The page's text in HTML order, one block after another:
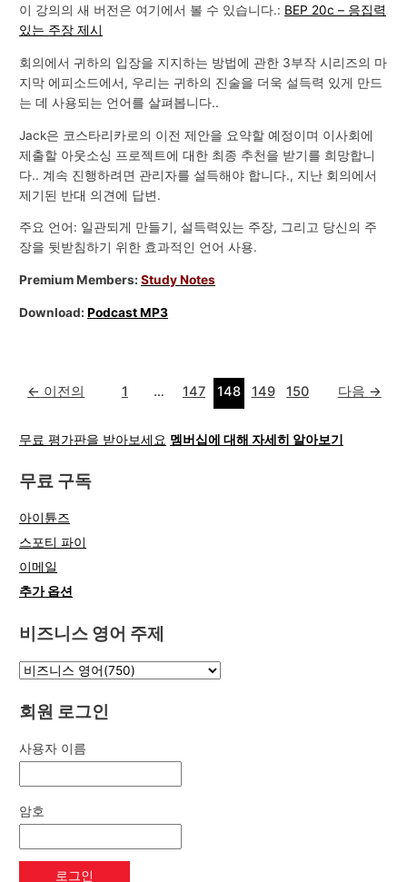
이 강의의 새 버전은 여기에서 볼 수 있습니다.: BEP 20c – 응집력
있는 주장 제시
회의에서 귀하의 입장을 지지하는 방법에 관한 3부작 시리즈의 마
지막 에피소드에서, 우리는 귀하의 진술을 더욱 설득력 있게 만드
는 데 사용되는 언어를 살펴봅니다..
Jack은 코스타리카로의 이전 제안을 요약할 예정이며 이사회에
제출할 아웃소싱 프로젝트에 대한 최종 추천을 받기를 희망합니
다.. 계속 진행하려면 관리자를 설득해야 합니다., 지난 회의에서
제기된 반대 의견에 답변.
주요 언어: 일관되게 만들기, 설득력있는 주장, 그리고 당신의 주
장을 뒷받침하기 위한 효과적인 언어 사용.
Premium Members:Study Notes
Download:Podcast MP3
← 이전의 1 … 147 148 149 150 다음 →
무료 평가판을 받아보세요 멤버십에 대해 자세히 알아보기
무료 구독
아이튠즈
스포티 파이
이메일
추가 옵션
비즈니스 영어 주제
회원 로그인
사용자 이름
암호